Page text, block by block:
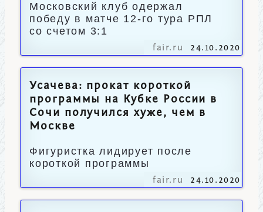
Московский клуб одержал
победу в матче 12-го тура РПЛ
со счетом 3:1
fair.ru 24.10.2020
Усачева: прокат короткой
программы на Кубке России в
Сочи получился хуже, чем в
Москве
Фигуристка лидирует после
короткой программы
fair.ru 24.10.2020